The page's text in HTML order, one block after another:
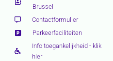
Brussel
Contactformulier
Parkeerfaciliteiten
Info toegankelijkheid - klik
hier